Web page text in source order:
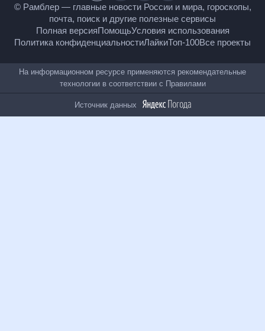
© Рамблер — главные новости России и мира,
гороскопы, почта, поиск и другие полезные сервисы
Полная версияПомощьУсловия использования
Политика конфиденциальностиЛайкиТоп-100
На информационном ресурсе применяются
рекомендательные технологии в соответствии сПравилами
Источник данных